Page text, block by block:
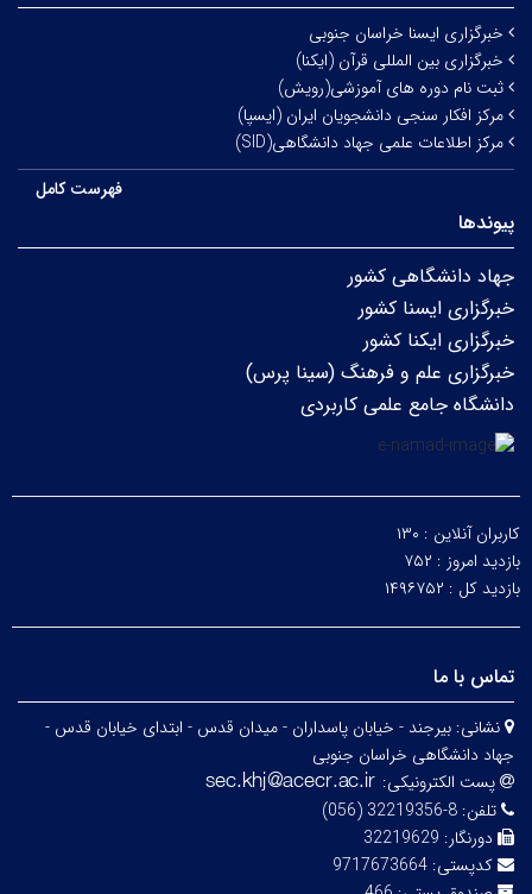
خبرگزاری ایسنا خراسان جنوبی
خبرگزاری بین المللی قرآن (ایکنا)
ثبت نام دوره های آموزشی(رویش)
مرکز افکار سنجی دانشجویان ایران (ایسپا)
مرکز اطلاعات علمی جهاد دانشگاهی(SID)
فهرست کامل
پیوندها
جهاد دانشگاهی کشور
خبرگزاری ایسنا کشور
خبرگزاری ایکنا کشور
خبرگزاری علم و فرهنگ (سینا پرس)
دانشگاه جامع علمی کاربردی
کاربران آنلاین : ۱۳۰
بازدید امروز : ۷۵۲
بازدید کل : ۱۴۹۶۷۵۲
تماس با ما
نشانی: بیرجند - خیابان پاسداران - میدان قدس - ابتدای خیابان قدس -
جهاد دانشگاهی خراسان جنوبی
پست الکترونیکی:
تلفن: 8-32219356 (056)
دورنگار: 32219629
کدپستی: 9717673664